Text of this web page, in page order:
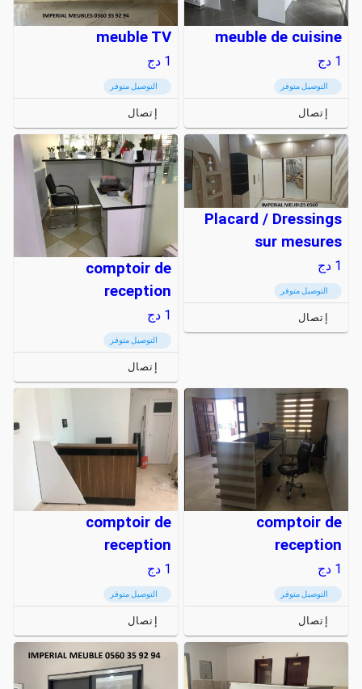
meuble de cuisine
1 دج
التوصيل متوفر
إتصال
meuble TV
1 دج
التوصيل متوفر
إتصال
Placard / Dressings
sur mesures
1 دج
التوصيل متوفر
إتصال
comptoir de
reception
1 دج
التوصيل متوفر
إتصال
comptoir de
reception
1 دج
التوصيل متوفر
إتصال
comptoir de
reception
1 دج
التوصيل متوفر
إتصال